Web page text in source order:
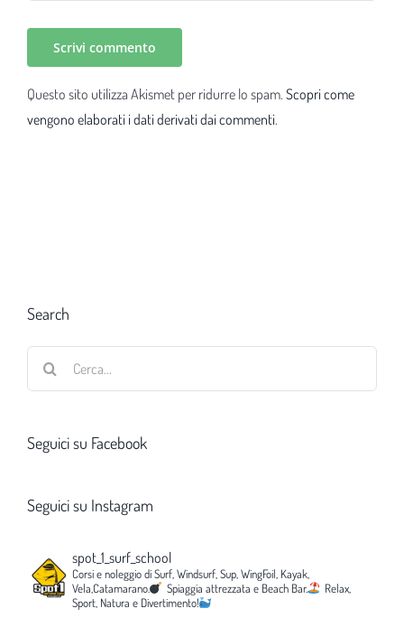
Questo sito utilizza Akismet per ridurre lo spam. Scopri come
vengono elaborati i dati derivati dai commenti.
Search
Seguici su Facebook
Seguici su Instagram
spot_1_surf_school
Corsi e noleggio di Surf, Windsurf, Sup, WingFoil, Kayak,
Vela,Catamarano.
Spiaggia attrezzata e Beach Bar.
Relax,
Sport, Natura e Divertimento!